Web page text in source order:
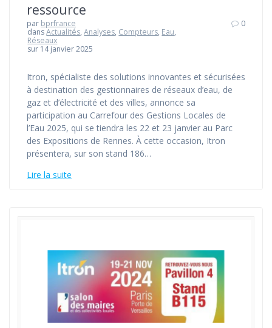
ressource
par bprfrance
dansActualités,Analyses, Compteurs, Eau,
Réseaux
sur 14 janvier 2025
0
Itron, spécialiste des solutions innovantes et sécurisées
à destination des gestionnaires de réseaux d’eau, de
gaz et d’électricité et des villes, annonce sa
participation au Carrefour des Gestions Locales de
l’Eau 2025, qui se tiendra les 22 et 23 janvier au Parc
des Expositions de Rennes. À cette occasion, Itron
présentera, sur son stand 186…
Lire la suite